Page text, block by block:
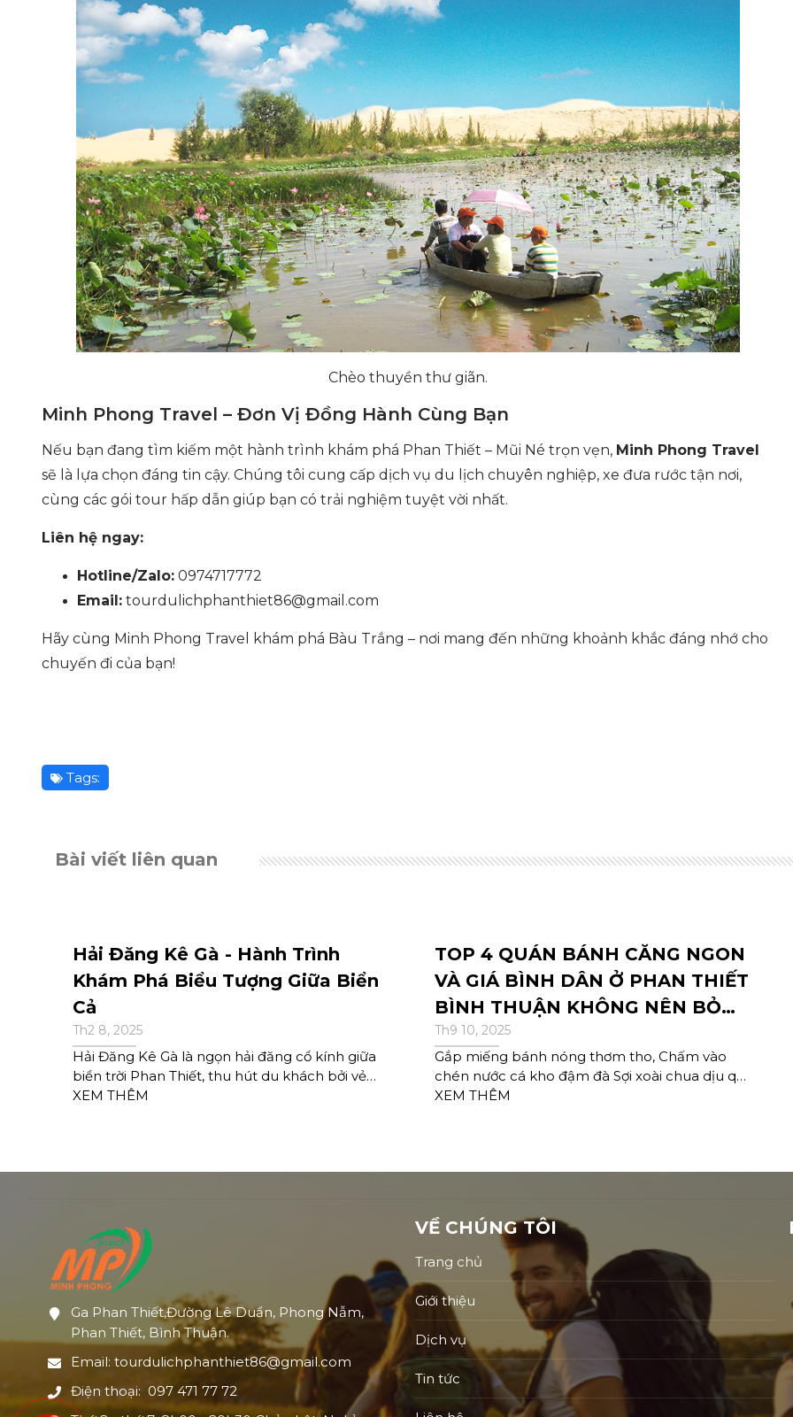
Chèo thuyền thư giãn.
Minh Phong Travel – Đơn Vị Đồng Hành Cùng Bạn
Nếu bạn đang tìm kiếm một hành trình khám phá Phan Thiết – Mũi Né trọn vẹn, Minh Phong Travel
sẽ là lựa chọn đáng tin cậy. Chúng tôi cung cấp dịch vụ du lịch chuyên nghiệp, xe đưa rước tận nơi,
cùng các gói tour hấp dẫn giúp bạn có trải nghiệm tuyệt vời nhất.
Liên hệ ngay:
Hotline/Zalo: 0974717772
Email: tourdulichphanthiet86@gmail.com
Hãy cùng Minh Phong Travel khám phá Bàu Trắng – nơi mang đến những khoảnh khắc đáng nhớ cho
chuyến đi của bạn!
Tags:
Bài viết liên quan
Hải Đăng Kê Gà - Hành Trình
Khám Phá Biểu Tượng Giữa Biển
Cả
Th2 8, 2025
Hải Đăng Kê Gà là ngọn hải đăng cổ kính giữa
biển trời Phan Thiết, thu hút du khách bởi vẻ
đẹp hoang sơ, kiến trúc độc đáo và cảnh quan
XEM THÊM
TOP 4 QUÁN BÁNH CĂNG NGON
VÀ GIÁ BÌNH DÂN Ở PHAN THIẾT
BÌNH THUẬN KHÔNG NÊN BỎ
QUA !
Th9 10, 2025
Gắp miếng bánh nóng thơm tho, Chấm vào
chén nước cá kho đậm đà Sợi xoài chua dịu quê
nhà, Xíu mại bùi béo cùng hòa quyện nhau
XEM THÊM
Ga Phan Thiết,Đường Lê Duẩn, Phong Nẫm,
Phan Thiết, Bình Thuận.
Email: tourdulichphanthiet86@gmail.com
Điện thoại: 097 471 77 72
VỀ CHÚNG TÔI
Trang chủ
Giới thiệu
Dịch vụ
Tin tức